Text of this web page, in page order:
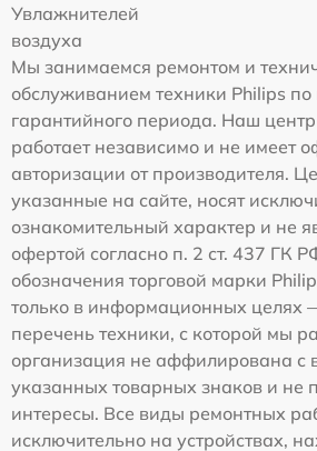
Увлажнителей
воздуха
Мы занимаемся ремонтом и
обслуживанием техники Philips по
гарантийного периода. Наш
работает независимо и не имеет
авторизации от производителя.
указанные на сайте, носят
ознакомительный характер и не
офертой согласно п. 2 ст. 437 ГК
обозначения торговой марки
только в информационных целях
перечень техники, с которой мы
организация не аффилирована с
указанных товарных знаков и не
интересы. Все виды ремонтных
исключительно на устройствах,